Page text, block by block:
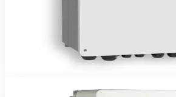
Voir le produit